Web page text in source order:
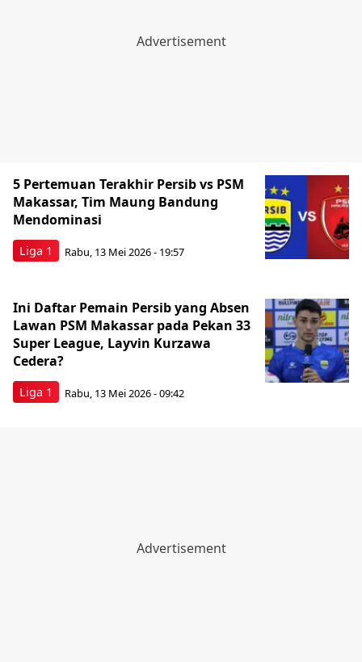
Liga 1
5 Pertemuan Terakhir Persib vs PSM
Makassar, Tim Maung Bandung
Mendominasi
Rabu, 13 Mei 2026 - 19:57
Liga 1
Ini Daftar Pemain Persib yang Absen
Lawan PSM Makassar pada Pekan 33
Super League, Layvin Kurzawa
Cedera?
Rabu, 13 Mei 2026 - 09:42